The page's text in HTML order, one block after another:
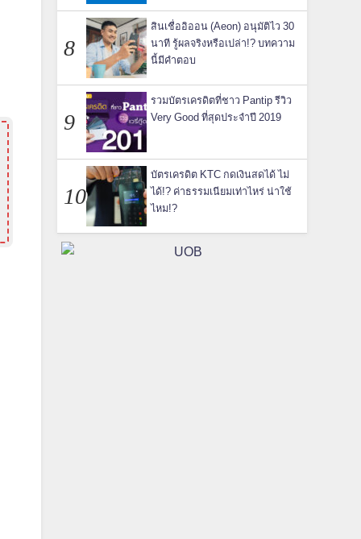
สินเชื่ออิออน (Aeon) อนุมัติไว 30
นาที รู้ผลจริงหรือเปล่า!? บทความ
นี้มีคำตอบ
รวมบัตรเครดิตที่ชาว Pantip รีวิว
Very Good ที่สุดประจำปี 2019
บัตรเครดิต KTC กดเงินสดได้ ไม่
ได้!? ค่าธรรมเนียมเท่าไหร่ น่าใช้
ไหม!?